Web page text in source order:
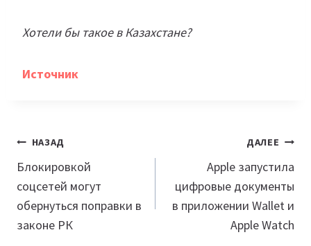
Хотели бы такое в Казахстане?
Источник
Навигация
по
записям
НАЗАД
Блокировкой
соцсетей могут
обернуться поправки в
законе РК
ДАЛЕЕ
Apple запустила
цифровые документы
в приложении Wallet и
Apple Watch